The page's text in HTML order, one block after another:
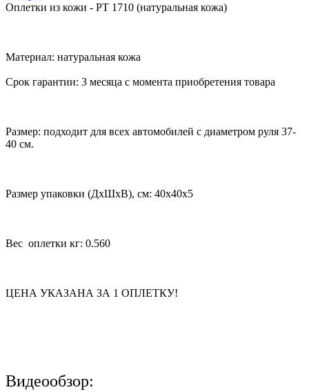
Оплетки из кожи - PT 1710 (натуральная кожа)
Материал: натуральная кожа
Срок гарантии: 3 месяца с момента приобретения товара
Размер: подходит для всех автомобилей с диаметром руля 37-
40 см.
Размер упаковки (ДхШхВ), см: 40x40x5
Вес оплетки кг: 0.560
ЦЕНА УКАЗАНА ЗА 1 ОПЛЕТКУ!
Видеообзор: